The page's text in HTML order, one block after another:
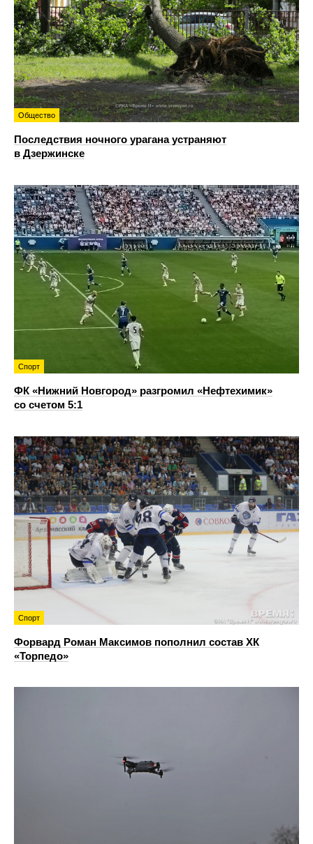
Общество
Последствия ночного урагана устраняют
в Дзержинске
Спорт
ФК «Нижний Новгород» разгромил «Нефтехимик»
со счетом 5:1
Спорт
Форвард Роман Максимов пополнил состав ХК
«Торпедо»